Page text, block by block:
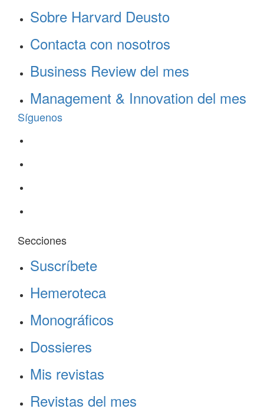
Sobre Harvard Deusto
Contacta con nosotros
Business Review del mes
Management & Innovation del mes
Síguenos
Secciones
Suscríbete
Hemeroteca
Monográficos
Dossieres
Mis revistas
Revistas del mes